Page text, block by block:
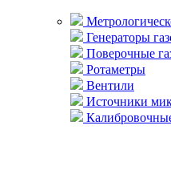
Генераторы
Поверочные
Ротаметры
Вентили
Источники